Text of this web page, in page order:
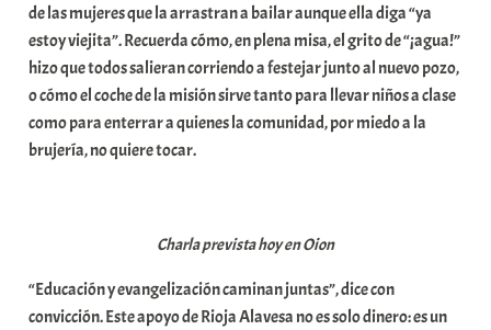
de las mujeres que la arrastran a bailar aunque ella diga “ya
estoy viejita”. Recuerda cómo, en plena misa, el grito de “¡agua!”
hizo que todos salieran corriendo a festejar junto al nuevo pozo,
o cómo el coche de la misión sirve tanto para llevar niños a clase
como para enterrar a quienes la comunidad, por miedo a la
brujería, no quiere tocar.
Charla prevista hoy en Oion
“Educación y evangelización caminan juntas”, dice con
convicción. Este apoyo de Rioja Alavesa no es solo dinero: es un